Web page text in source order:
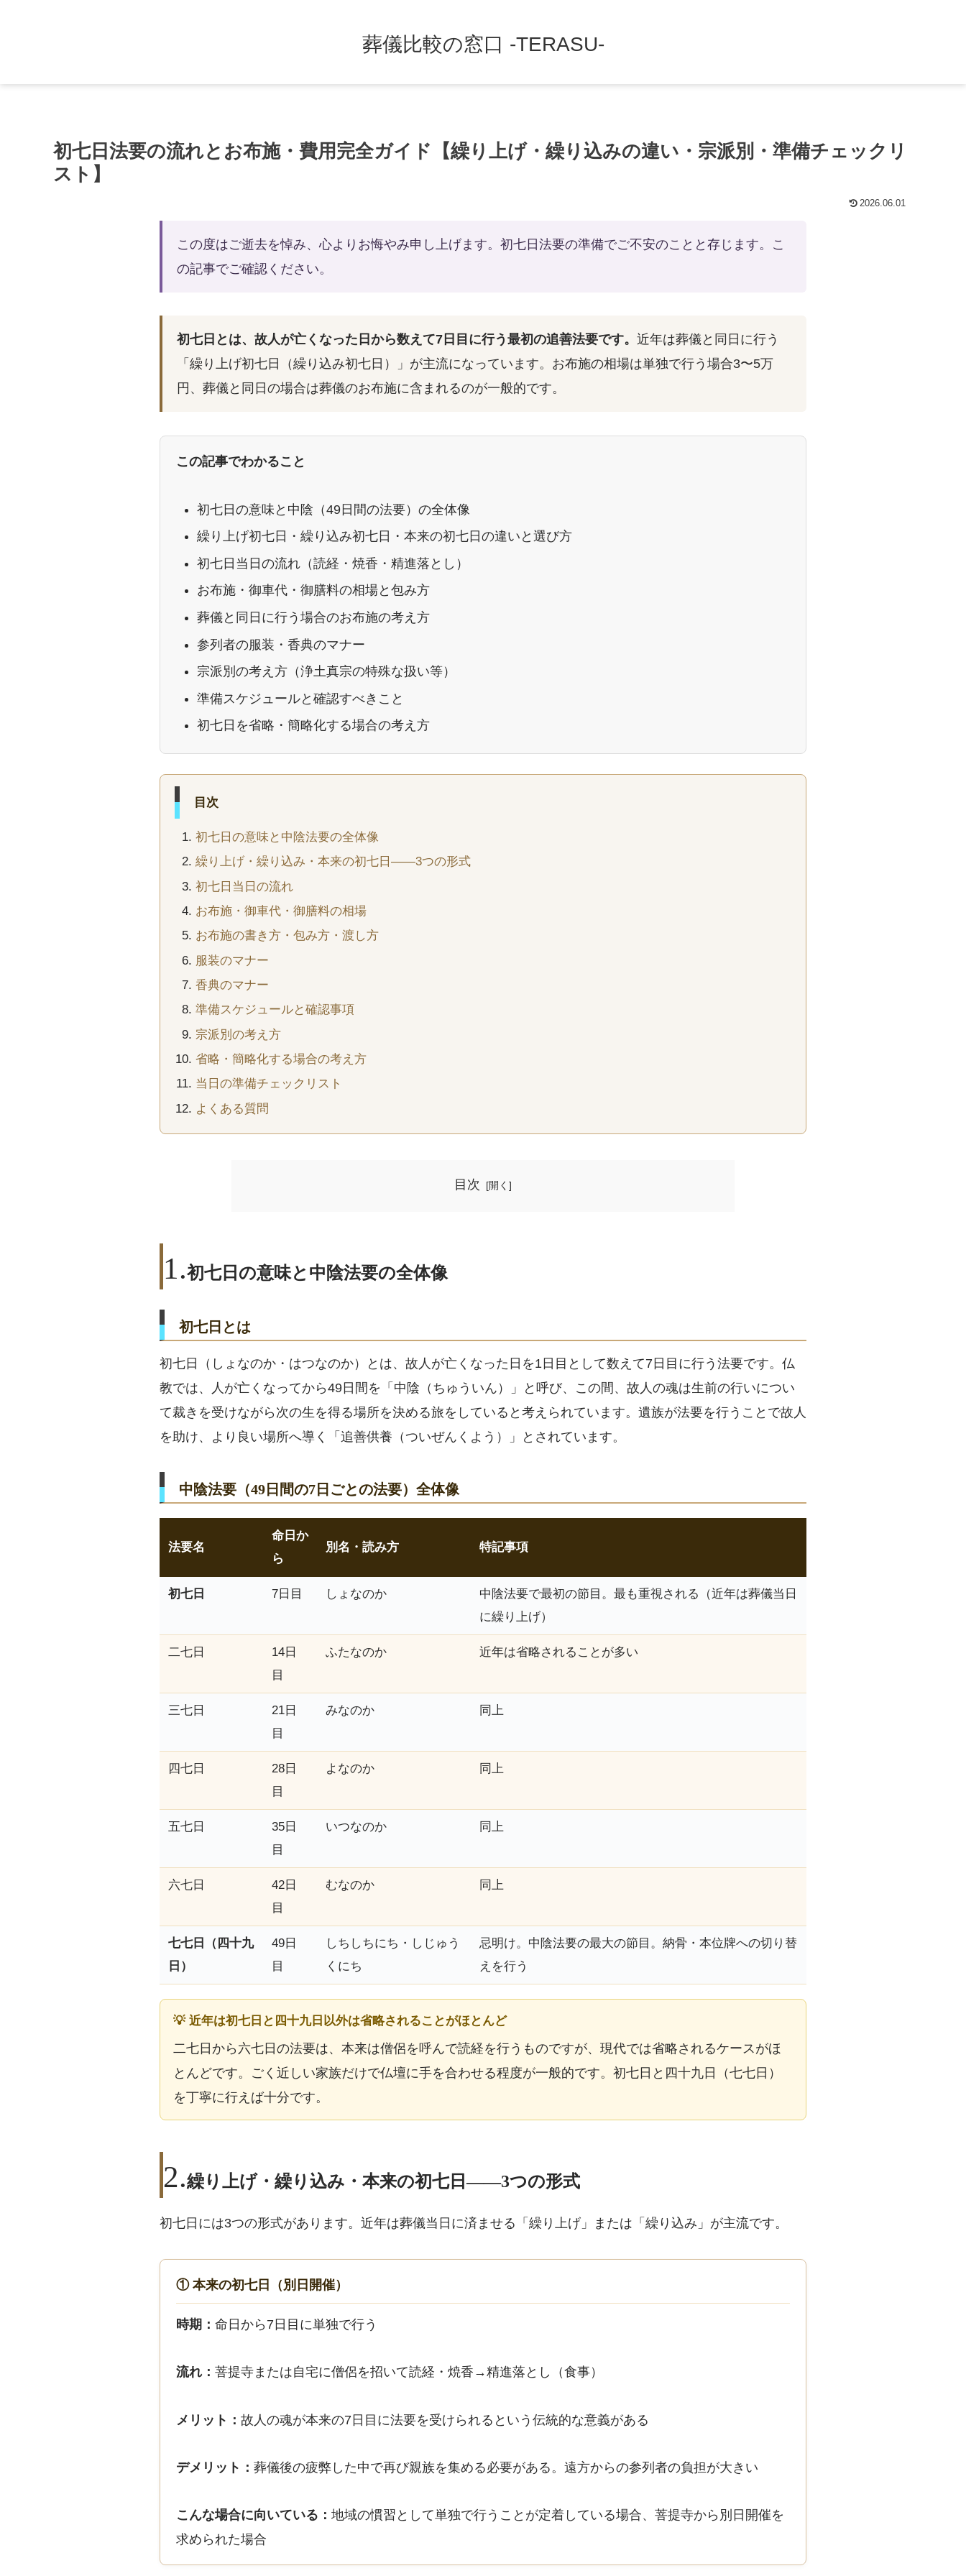
葬儀比較の窓口 -TERASU-
初七日法要の流れとお布施・費用完全ガイド【繰り上げ・繰り込みの違い・宗派別・準備チェックリ
スト】
2026.06.01
この度はご逝去を悼み、心よりお悔やみ申し上げます。初七日法要の準備でご不安のことと存じます。こ
の記事でご確認ください。
初七日とは、故人が亡くなった日から数えて7日目に行う最初の追善法要です。 近年は葬儀と同日に行う
「繰り上げ初七日（繰り込み初七日）」が主流になっています。お布施の相場は単独で行う場合3〜5万
円、葬儀と同日の場合は葬儀のお布施に含まれるのが一般的です。
この記事でわかること
初七日の意味と中陰（49日間の法要）の全体像
繰り上げ初七日・繰り込み初七日・本来の初七日の違いと選び方
初七日当日の流れ（読経・焼香・精進落とし）
お布施・御車代・御膳料の相場と包み方
葬儀と同日に行う場合のお布施の考え方
参列者の服装・香典のマナー
宗派別の考え方（浄土真宗の特殊な扱い等）
準備スケジュールと確認すべきこと
初七日を省略・簡略化する場合の考え方
目次
初七日の意味と中陰法要の全体像
繰り上げ・繰り込み・本来の初七日——3つの形式
初七日当日の流れ
お布施・御車代・御膳料の相場
お布施の書き方・包み方・渡し方
服装のマナー
香典のマナー
準備スケジュールと確認事項
宗派別の考え方
省略・簡略化する場合の考え方
当日の準備チェックリスト
よくある質問
目次
初七日の意味と中陰法要の全体像
初七日とは
初七日（しょなのか・はつなのか）とは、故人が亡くなった日を1日目として数えて7日目に行う法要です。仏
教では、人が亡くなってから49日間を「中陰（ちゅういん）」と呼び、この間、故人の魂は生前の行いについ
て裁きを受けながら次の生を得る場所を決める旅をしていると考えられています。遺族が法要を行うことで故人
を助け、より良い場所へ導く「追善供養（ついぜんくよう）」とされています。
中陰法要（49日間の7日ごとの法要）全体像
法要名
命日か
ら
別名・読み方 特記事項
初七日 7日目 しょなのか
中陰法要で最初の節目。最も重視される（近年は葬儀当日
に繰り上げ）
二七日
14日
目
ふたなのか 近年は省略されることが多い
三七日
21日
目
みなのか 同上
四七日
28日
目
よなのか 同上
五七日
35日
目
いつなのか 同上
六七日
42日
目
むなのか 同上
七七日（四十九
日）
49日
目
しちしちにち・しじゅう
くにち
忌明け。中陰法要の最大の節目。納骨・本位牌への切り替
えを行う
💡 近年は初七日と四十九日以外は省略されることがほとんど
二七日から六七日の法要は、本来は僧侶を呼んで読経を行うものですが、現代では省略されるケースがほ
とんどです。ごく近しい家族だけで仏壇に手を合わせる程度が一般的です。初七日と四十九日（七七日）
を丁寧に行えば十分です。
繰り上げ・繰り込み・本来の初七日——3つの形式
初七日には3つの形式があります。近年は葬儀当日に済ませる「繰り上げ」または「繰り込み」が主流です。
① 本来の初七日（別日開催）
時期： 命日から7日目に単独で行う
流れ： 菩提寺または自宅に僧侶を招いて読経・焼香→精進落とし（食事）
メリット： 故人の魂が本来の7日目に法要を受けられるという伝統的な意義がある
デメリット： 葬儀後の疲弊した中で再び親族を集める必要がある。遠方からの参列者の負担が大きい
こんな場合に向いている： 地域の慣習として単独で行うことが定着している場合、菩提寺から別日開催を
求められた場合